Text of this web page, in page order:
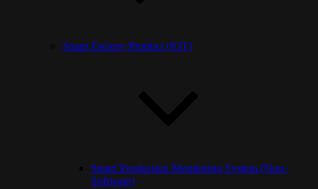
Smart Factory Product (IOT)
Smart Production Monitoring System (Non-
Software)